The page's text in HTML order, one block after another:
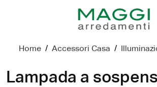
Home / Accessori Casa /
Lampada a